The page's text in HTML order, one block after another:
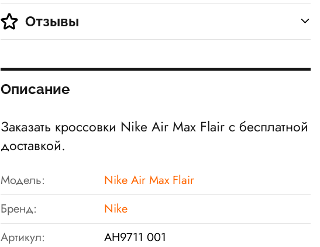
Отзывы
Описание
Заказать кроссовки Nike Air Max Flair с бесплатной
доставкой.
Модель:
Nike Air Max Flair
Бренд:
Nike
Артикул:
AH9711 001